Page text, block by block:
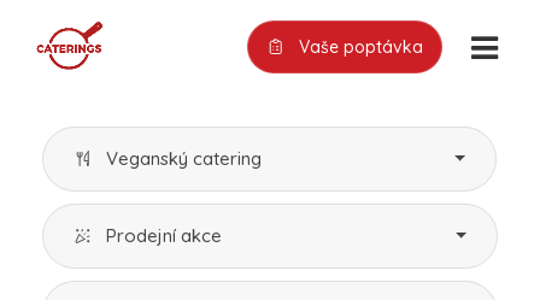
Vaše poptávka
Veganský catering
Prodejní akce